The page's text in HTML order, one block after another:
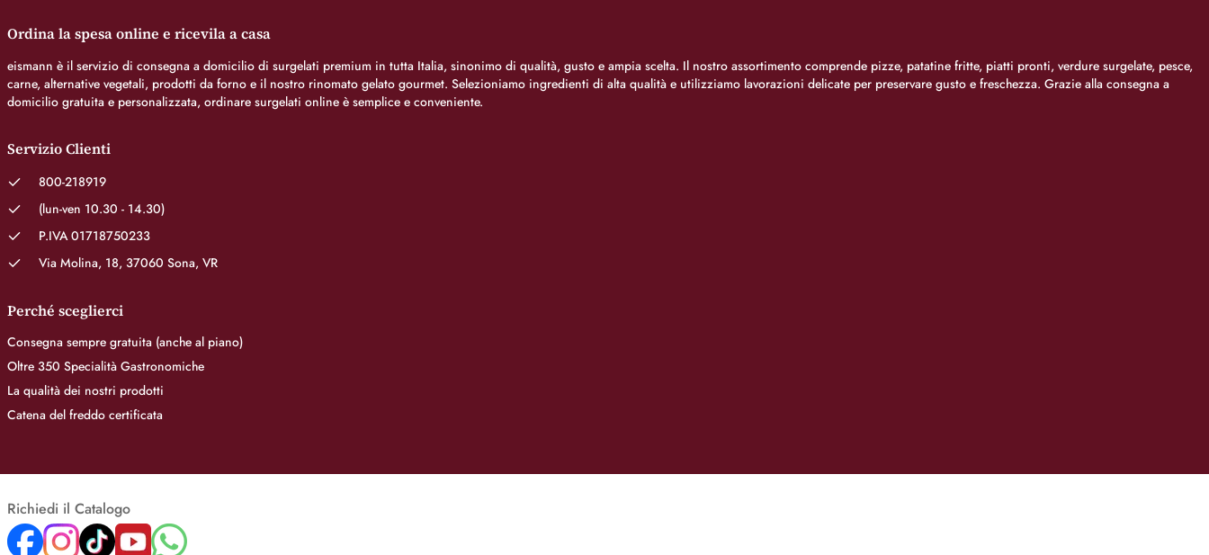
Ordina la spesa online e ricevila a casa
eismann è il servizio di consegna a domicilio di surgelati premium in tutta Italia, sinonimo di qualità, gusto e ampia scelta. Il nostro assortimento comprende pizze, patatine fritte, piatti pronti, verdure surgelate, pesce,
carne, alternative vegetali, prodotti da forno e il nostro rinomato gelato gourmet. Selezioniamo ingredienti di alta qualità e utilizziamo lavorazioni delicate per preservare gusto e freschezza. Grazie alla consegna a
domicilio gratuita e personalizzata, ordinare surgelati online è semplice e conveniente.
Servizio Clienti
800-218919
(lun-ven 10.30 - 14.30)
P.IVA 01718750233
Via Molina, 18, 37060 Sona, VR
Perché sceglierci
Consegna sempre gratuita (anche al piano)
Oltre 350 Specialità Gastronomiche
La qualità dei nostri prodotti
Catena del freddo certificata
Richiedi il Catalogo